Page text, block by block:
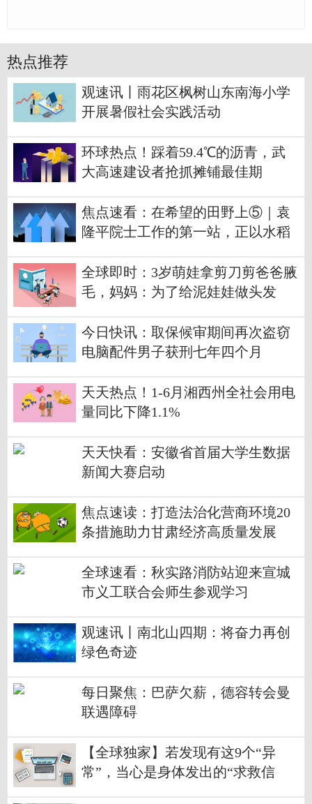
热点推荐
观速讯丨雨花区枫树山东南海小学
开展暑假社会实践活动
环球热点！踩着59.4℃的沥青，武
大高速建设者抢抓摊铺最佳期
焦点速看：在希望的田野上⑤｜袁
隆平院士工作的第一站，正以水稻
全球即时：3岁萌娃拿剪刀剪爸爸腋
毛，妈妈：为了给泥娃娃做头发
今日快讯：取保候审期间再次盗窃
电脑配件男子获刑七年四个月
天天热点！1-6月湘西州全社会用电
量同比下降1.1%
天天快看：安徽省首届大学生数据
新闻大赛启动
焦点速读：打造法治化营商环境20
条措施助力甘肃经济高质量发展
全球速看：秋实路消防站迎来宣城
市义工联合会师生参观学习
观速讯丨南北山四期：将奋力再创
绿色奇迹
每日聚焦：巴萨欠薪，德容转会曼
联遇障碍
【全球独家】若发现有这9个“异
常”，当心是身体发出的“求救信